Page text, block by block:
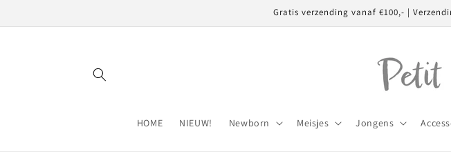
content
Gratis verzending vanaf €100,- |
HOME NIEUW! Newborn Meisjes Jongens